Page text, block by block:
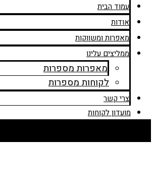
עמוד הבית
אודות
מאפרות ומשווקות
ממליצים עלינו
מאפרות מספרות
לקוחות מספרות
צרי קשר
מועדון לקוחות